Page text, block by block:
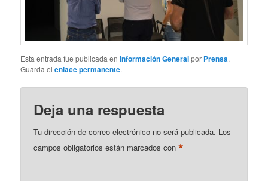
Esta entrada fue publicada enInformación Generalpor Prensa.
Guarda elenlace permanente.
Deja una respuesta
Tu dirección de correo electrónico no será publicada. Los
campos obligatorios están marcados con*